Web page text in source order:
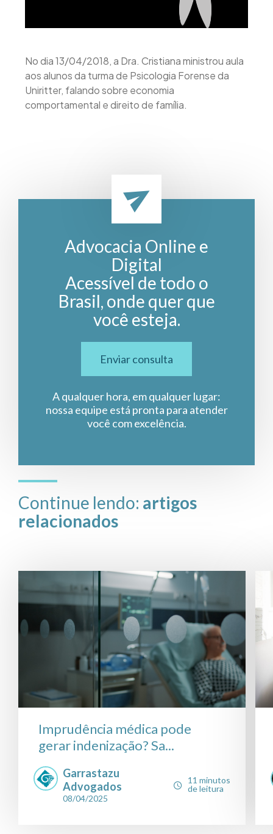
No dia 13/04/2018, a Dra. Cristiana ministrou aula
aos alunos da turma de Psicologia Forense da
Uniritter, falando sobre economia
comportamental e direito de família.
Advocacia Online e
Digital
Acessível de todo o
Brasil, onde quer que
você esteja.
Enviar consulta
A qualquer hora, em qualquer lugar:
nossa equipe está pronta para atender
você com excelência.
Continue lendo: artigos
relacionados
Imprudência médica pode
gerar indenização? Sa...
Garrastazu
Advogados
08/04/2025
11 minutos
de leitura